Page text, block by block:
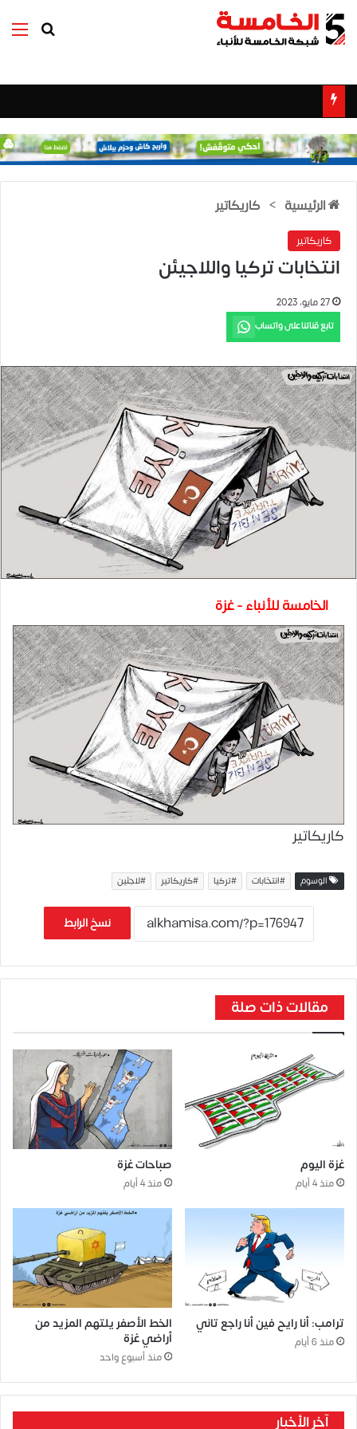
بحث عن
الرئيسية > كاريكاتير
كاريكاتير
انتخابات تركيا واللاجيئن
27 مايو، 2023
تابع قناتنا على واتساب
الخامسة للأنباء - غزة
كاريكاتير
الوسوم #انتخابات #تركيا #كاريكاتير #لاجئين
نسخ الرابط
مقالات ذات صلة
غزة اليوم
منذ 4 أيام
صباحات غزة
منذ 4 أيام
ترامب: أنا رايح فين أنا راجع تاني
منذ 6 أيام
الخط الأصفر يلتهم المزيد من
أراضي غزة
منذ أسبوع واحد
آخر الأخبار